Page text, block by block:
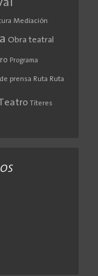
Mediación
Obra teatral
Programa
prensa Ruta Ruta
Teatro Títeres